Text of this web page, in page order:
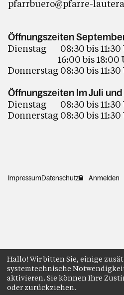
pfarrbuero@pfarre-
Öffnungszeiten
Dienstag 08:30 bis 11:30
16:00 bis 18:00
Donnerstag 08:30 bis
Öffnungszeiten Im Juli
Dienstag 08:30 bis 11:30
Donnerstag 08:30 bis
ImpressumDatenschutz Anmelden
Hallo! Wir bitten Sie, einige
systemtechnische
aktivieren. Sie können Ihre
oder zurückziehen.